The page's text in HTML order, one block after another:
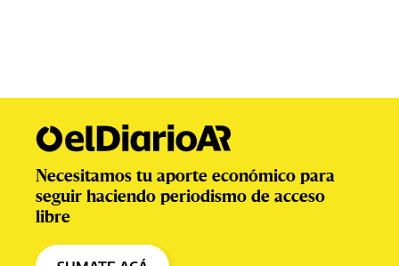
Necesitamos tu aporte económico para
seguir haciendo periodismo de acceso
libre